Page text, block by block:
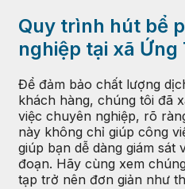
Quy trình hút bể
nghiệp tại xã Ứng
Để đảm bảo chất lượng
khách hàng, chúng tôi đã
việc chuyên nghiệp, rõ
này không chỉ giúp công
giúp bạn dễ dàng giám sát
đoạn. Hãy cùng xem
tạp trở nên đơn giản như